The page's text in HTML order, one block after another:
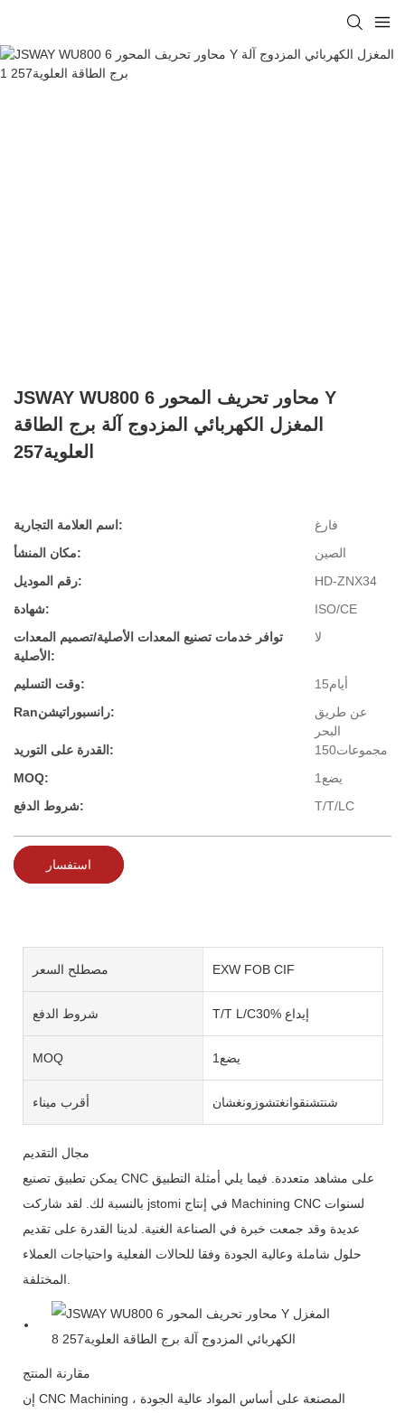
JSWAY WU800 6 محاور تحريف المحور Y
المغزل الكهربائي المزدوج آلة برج الطاقة
العلوية257
اسم العلامة التجارية:
فارغ
مكان المنشأ:
الصين
رقم الموديل:
HD-ZNX34
شهادة:
ISO/CE
توافر خدمات تصنيع المعدات الأصلية/تصميم المعدات
الأصلية:
لا
وقت التسليم:
أيام15
Ranرانسبوراتيشن:
عن طريق
البحر
القدرة على التوريد:
مجموعات150
MOQ:
يضع1
شروط الدفع:
T/T/LC
استفسار
مصطلح السعر EXW FOB CIF
شروط الدفع T/T L/C30% إيداع
MOQ يضع1
أقرب ميناء شنتشنقوانغتشوزونغشان
مجال التقديم
يمكن تطبيق تصنيع CNC على مشاهد متعددة. فيما يلي أمثلة التطبيق
بالنسبة لك. لقد شاركت jstomi في إنتاج Machining CNC لسنوات
عديدة وقد جمعت خبرة في الصناعة الغنية. لدينا القدرة على تقديم
حلول شاملة وعالية الجودة وفقا للحالات الفعلية واحتياجات العملاء
مقارنة المنتج
إن CNC Machining ، المصنعة على أساس المواد عالية الجودة